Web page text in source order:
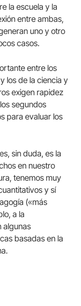
la escuela y la
entre ambas,
uno y otro
casos.
entre los
los de la ciencia y
exigen rapidez
segundos
para evaluar los
sin duda, es la
en nuestro
tenemos muy
y sí
(«más
a la
algunas
basadas en la